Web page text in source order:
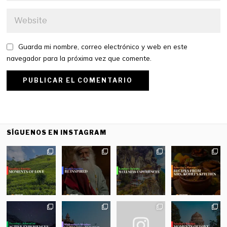
Guarda mi nombre, correo electrónico y web en este
navegador para la próxima vez que comente.
SÍGUENOS EN INSTAGRAM